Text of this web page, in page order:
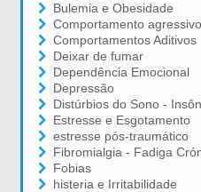
Bulemia e Obesidade
Comportamento agressivo
Comportamentos Aditivos
Deixar de fumar
Dependência Emocional
Depressão
Distúrbios do Sono -
Estresse e Esgotamento
estresse pós-traumático
Fibromialgia - Fadiga
Fobias
histeria e Irritabilidade